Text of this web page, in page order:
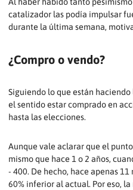
catalizador las podía impulsar
durante la última semana,
¿Compro o vendo?
Siguiendo lo que están
el sentido estar comprado en
hasta las elecciones.
Aunque vale aclarar que el
mismo que hace 1 o 2 años,
- 400. De hecho, hace apenas
60% inferior al actual. Por eso,